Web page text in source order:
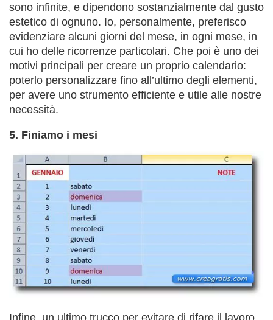
sono infinite, e dipendono sostanzialmente dal gusto
estetico di ognuno. Io, personalmente, preferisco
evidenziare alcuni giorni del mese, in ogni mese, in
cui ho delle ricorrenze particolari. Che poi è uno dei
motivi principali per creare un proprio calendario:
poterlo personalizzare fino all’ultimo degli elementi,
per avere uno strumento efficiente e utile alle nostre
necessità.
5. Finiamo i mesi